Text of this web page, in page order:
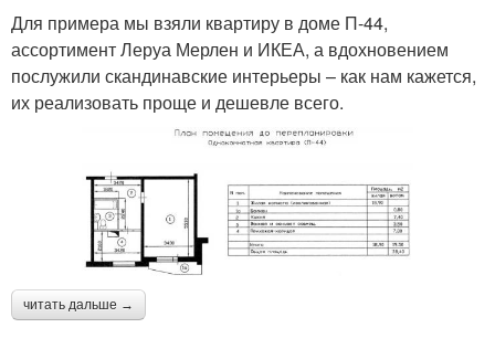
Для примера мы взяли квартиру в доме П-44,
ассортимент Леруа Мерлен и ИКЕА, а вдохновением
послужили скандинавские интерьеры – как нам кажется,
их реализовать проще и дешевле всего.
читать дальше →